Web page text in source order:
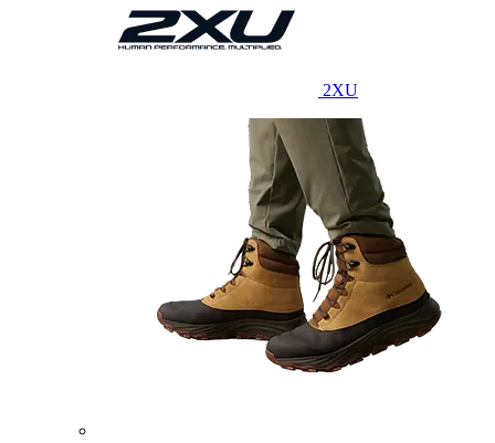
2XU